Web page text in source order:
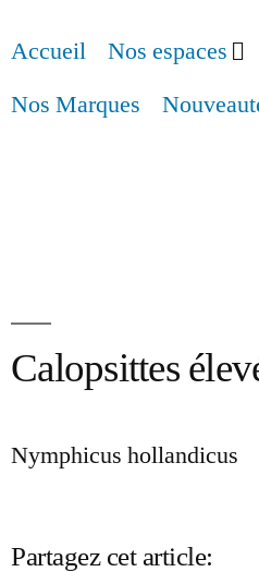
Accueil Nos espaces
Nos Marques
Calopsittes
Nymphicus hollandicus
Partagez cet article: